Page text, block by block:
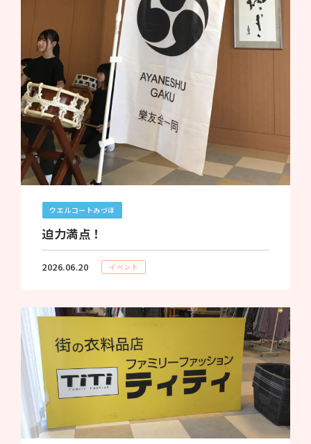
ウエルコートみづほ
迫力満点！
2026.06.20 イベント